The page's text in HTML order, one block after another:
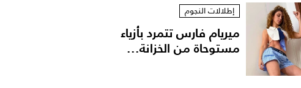
إطلالات النجوم
ميريام فارس تتمرد بأزياء
مستوحاة من الخزانة...